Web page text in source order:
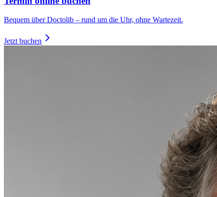
Bequem über Doctolib – rund um die Uhr, ohne Wartezeit.
Jetzt buchen